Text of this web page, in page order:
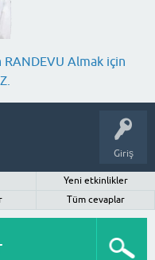
RANDEVU Almak için
Giriş
Yeni etkinlikler
Tüm cevaplar